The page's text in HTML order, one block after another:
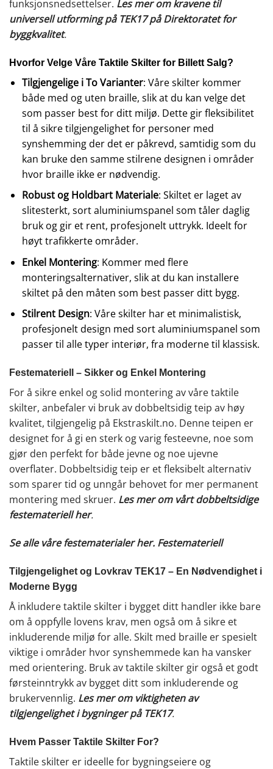
funksjonsnedsettelser. Les mer om kravene til
universell utforming på TEK17 på Direktoratet for
byggkvalitet.
Hvorfor Velge Våre Taktile Skilter for Billett Salg?
Tilgjengelige i To Varianter: Våre skilter kommer
både med og uten braille, slik at du kan velge det
som passer best for ditt miljø. Dette gir fleksibilitet
til å sikre tilgjengelighet for personer med
synshemming der det er påkrevd, samtidig som du
kan bruke den samme stilrene designen i områder
hvor braille ikke er nødvendig.
Robust og Holdbart Materiale: Skiltet er laget av
slitesterkt, sort aluminiumspanel som tåler daglig
bruk og gir et rent, profesjonelt uttrykk. Ideelt for
høyt trafikkerte områder.
Enkel Montering: Kommer med flere
monteringsalternativer, slik at du kan installere
skiltet på den måten som best passer ditt bygg.
Stilrent Design: Våre skilter har et minimalistisk,
profesjonelt design med sort aluminiumspanel som
passer til alle typer interiør, fra moderne til klassisk.
Festemateriell – Sikker og Enkel Montering
For å sikre enkel og solid montering av våre taktile
skilter, anbefaler vi bruk av dobbeltsidig teip av høy
kvalitet, tilgjengelig på Ekstraskilt.no. Denne teipen er
designet for å gi en sterk og varig festeevne, noe som
gjør den perfekt for både jevne og noe ujevne
overflater. Dobbeltsidig teip er et fleksibelt alternativ
som sparer tid og unngår behovet for mer permanent
montering med skruer. Les mer om vårt dobbeltsidige
festemateriell her.
Se alle våre festematerialer her. Festemateriell
Tilgjengelighet og Lovkrav TEK17 – En Nødvendighet i
Moderne Bygg
Å inkludere taktile skilter i bygget ditt handler ikke bare
om å oppfylle lovens krav, men også om å sikre et
inkluderende miljø for alle. Skilt med braille er spesielt
viktige i områder hvor synshemmede kan ha vansker
med orientering. Bruk av taktile skilter gir også et godt
førsteinntrykk av bygget ditt som inkluderende og
brukervennlig. Les mer om viktigheten av
tilgjengelighet i bygninger på TEK17.
Hvem Passer Taktile Skilter For?
Taktile skilter er ideelle for bygningseiere og